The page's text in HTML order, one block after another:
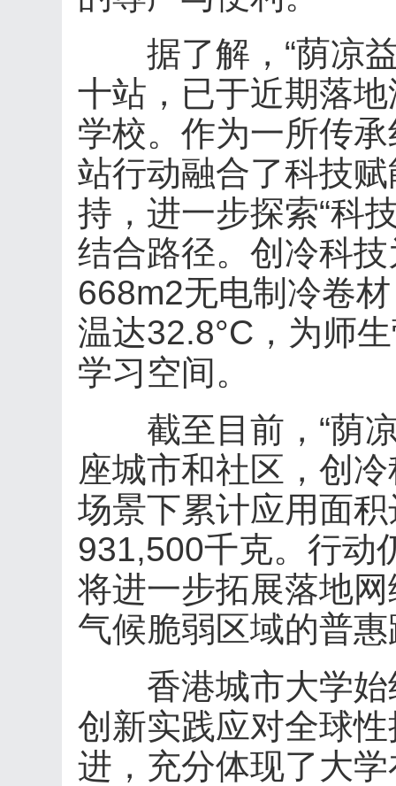
据了解，“荫凉益
十站，已于近期落
学校。作为一所传
站行动融合了科技
持，进一步探索“科
结合路径。创冷科
668m2无电制冷卷
温达32.8°C，为师
学习空间。
截至目前，“荫凉
座城市和社区，创
场景下累计应用面
931,500千克。行动
将进一步拓展落地
气候脆弱区域的普
香港城市大学始
创新实践应对全球
进，充分体现了大